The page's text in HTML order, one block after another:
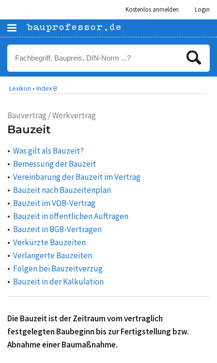
Kostenlos anmelden Login
Lexikon • Index B
Bauvertrag / Werkvertrag
Bauzeit
Was gilt als Bauzeit?
Bemessung der Bauzeit
Vereinbarung der Bauzeit im Vertrag
Bauzeit nach Bauzeitenplan
Bauzeit im VOB-Vertrag
Bauzeit in öffentlichen Aufträgen
Bauzeit in BGB-Verträgen
Verkürzte Bauzeiten
Verlängerte Bauzeiten
Folgen bei Bauzeitverzug
Bauzeit in der Kalkulation
Die Bauzeit ist der Zeitraum vom vertraglich
festgelegten Baubeginn bis zur Fertigstellung bzw.
Abnahme einer Baumaßnahme.